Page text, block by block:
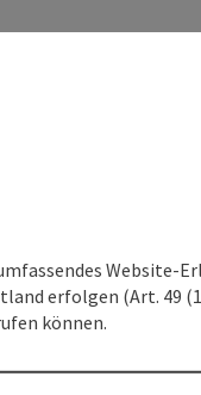
Website-
erfolgen (Art. 49
können.